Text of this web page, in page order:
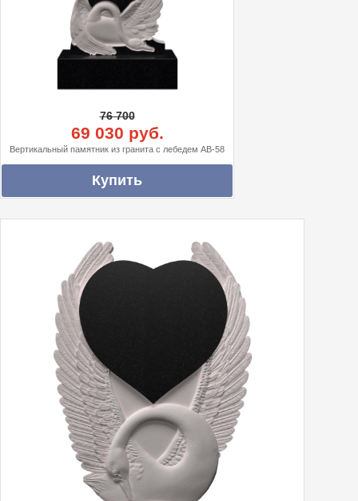
76 700
69 030 руб.
Вертикальный памятник из гранита с лебедем АВ-58